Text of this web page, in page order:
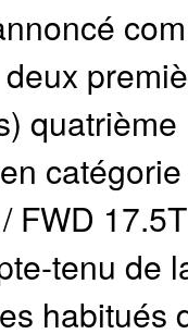
FWD
tenu de
habitués